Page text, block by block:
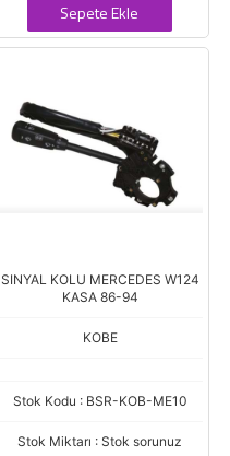
Sepete Ekle
SINYAL KOLU MERCEDES W124
KASA 86-94
KOBE
Stok Kodu : BSR-KOB-ME10
Stok Miktarı : Stok sorunuz